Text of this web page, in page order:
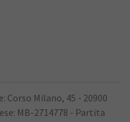
Corso Milano, 45 - 20900
MB-2714778 - Partita